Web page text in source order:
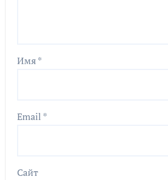
Имя*
Email *
Сайт